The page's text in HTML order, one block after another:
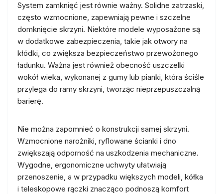
System zamknięć jest równie ważny. Solidne zatrzaski,
często wzmocnione, zapewniają pewne i szczelne
domknięcie skrzyni. Niektóre modele wyposażone są
w dodatkowe zabezpieczenia, takie jak otwory na
kłódki, co zwiększa bezpieczeństwo przewożonego
ładunku. Ważna jest również obecność uszczelki
wokół wieka, wykonanej z gumy lub pianki, która ściśle
przylega do ramy skrzyni, tworząc nieprzepuszczalną
barierę.
Nie można zapomnieć o konstrukcji samej skrzyni.
Wzmocnione narożniki, ryflowane ścianki i dno
zwiększają odporność na uszkodzenia mechaniczne.
Wygodne, ergonomiczne uchwyty ułatwiają
przenoszenie, a w przypadku większych modeli, kółka
i teleskopowe rączki znacząco podnoszą komfort